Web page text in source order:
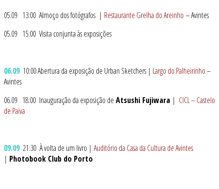
05.09 13:00 Almoço dos fotógrafos | Restaurante Grelha do Areinho – Avintes
05.09 15:00 Visita conjunta às exposições
06.09 10:00 Abertura da exposição de Urban Sketchers | Largo do Palheirinho–
Avintes
06.09 18:00 Inauguração da exposição de Atsushi Fujiwara | CICL – Castelo
de Paiva
09.09 21:30 À volta de um livro | Auditório da Casa da Cultura de Avintes
| Photobook Club do Porto